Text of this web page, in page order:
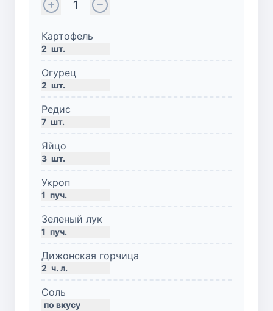
1
Картофель
2 шт.
Огурец
2 шт.
Редис
7 шт.
Яйцо
3 шт.
Укроп
1 пуч.
Зеленый лук
1 пуч.
Дижонская горчица
2 ч. л.
Соль